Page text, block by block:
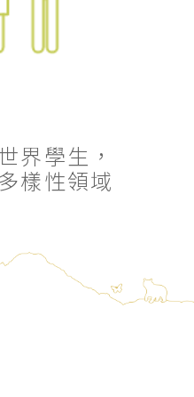
界學生，
樣性領域